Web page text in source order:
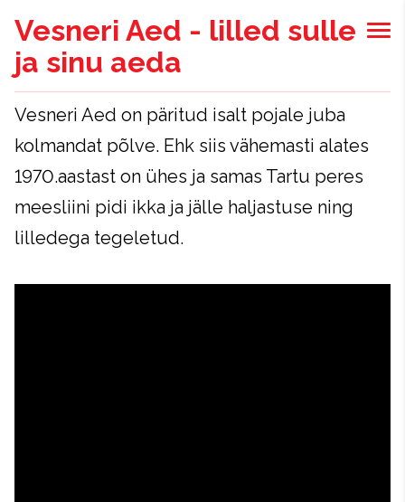
Vesneri Aed - lilled sulle
ja sinu aeda
Vesneri Aed on päritud isalt pojale juba
kolmandat põlve. Ehk siis vähemasti alates
1970.aastast on ühes ja samas Tartu peres
meesliini pidi ikka ja jälle haljastuse ning
lilledega tegeletud.